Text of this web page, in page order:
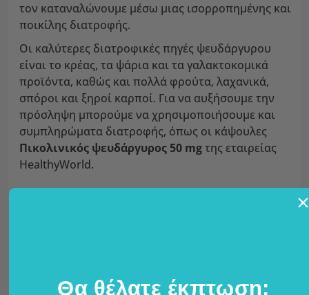
τον καταναλώνουμε μέσω μιας ισορροπημένης και
ποικίλης διατροφής.
Οι καλύτερες διατροφικές πηγές ψευδάργυρου
είναι το κρέας, τα ψάρια και τα γαλακτοκομικά
προϊόντα, καθώς και πολλά φρούτα, λαχανικά,
σπόροι και ξηροί καρποί. Για να αυξήσουμε την
πρόσληψη μπορούμε να χρησιμοποιήσουμε και
συμπληρώματα διατροφής, όπως οι κάψουλες
Πικολινικός ψευδάργυρος 50 mgτης εταιρείας
HealthyWorld.
Θα θέλατε έκπτωση;